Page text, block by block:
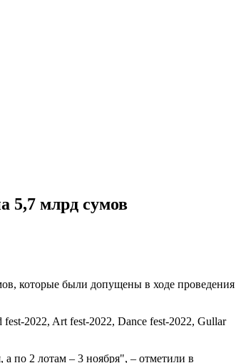
5,7 млрд сумов
которые были допущены в ходе проведения
2022, Art fest-2022, Dance fest-2022, Gullar
по 2 лотам – 3 ноября", – отметили в